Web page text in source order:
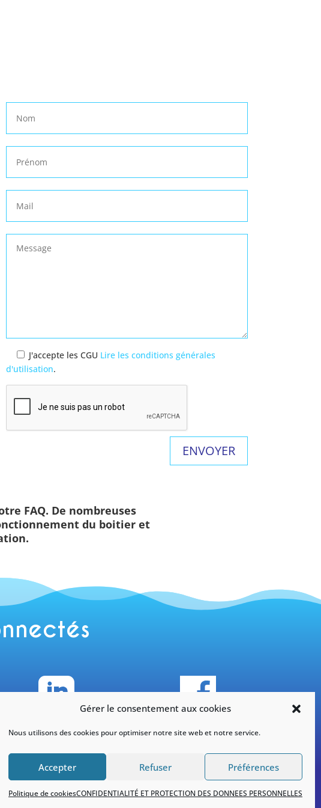
Gérer le consentement aux cookies
Nous utilisons des cookies pour optimiser notre site web et notre service.
Accepter Refuser Préférences
Politique de cookiesCONFIDENTIALITÉ ET PROTECTION DES DONNEES PERSONNELLES
J'accepte les CGU Lire les conditions générales
d'utilisation.
FAQ. De nombreuses
du boitier et

Instagram Facebook
& confidentialité|Politique de cookies